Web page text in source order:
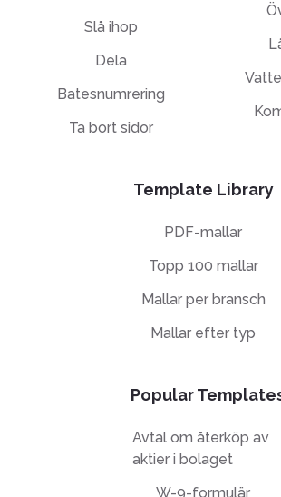
Slå ihop
Dela
Batesnumrering
Ta bort sidor
Template Library
PDF-mallar
Topp 100 mallar
Mallar per bransch
Mallar efter typ
Popular
Avtal om återköp av
aktier i bolaget
W-9-formulär